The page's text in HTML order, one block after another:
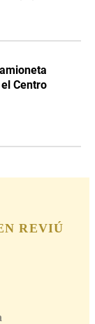
Centro